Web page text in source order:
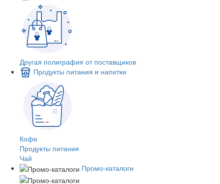
Другая полиграфия от поставщиков
Продукты питания и напитки
Кофе
Продукты питания
Чай
Промо-каталоги